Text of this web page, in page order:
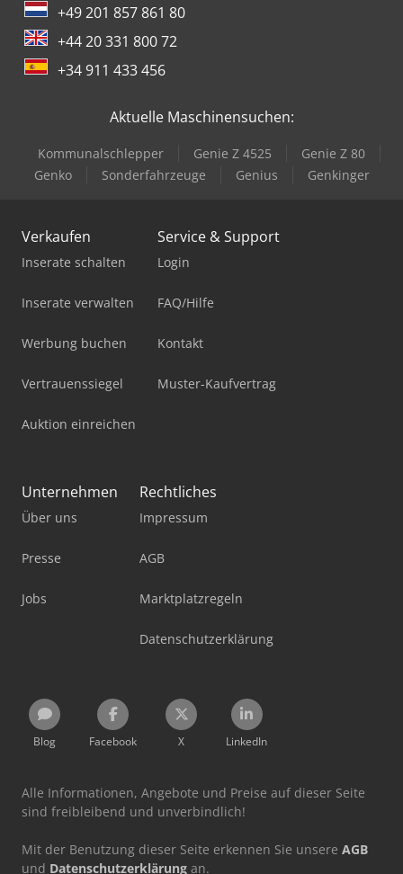
+49 201 857 861 80
+44 20 331 800 72
+34 911 433 456
Aktuelle Maschinensuchen:
Kommunalschlepper Genie Z 4525
Genie Z 80
Genko
Sonderfahrzeuge Genius Genkinger
Verkaufen
Inserate schalten
Inserate verwalten
Werbung buchen
Vertrauenssiegel
Auktion einreichen
Service & Support
Login
FAQ/Hilfe
Kontakt
Muster-Kaufvertrag
Unternehmen
Über uns
Presse
Jobs
Rechtliches
Impressum
AGB
Marktplatzregeln
Datenschutzerklärung
Blog Facebook X LinkedIn
Alle Informationen, Angebote und Preise auf dieser Seite
sind freibleibend und unverbindlich!
Mit der Benutzung dieser Seite erkennen Sie unsere AGB
und Datenschutzerklärung an.